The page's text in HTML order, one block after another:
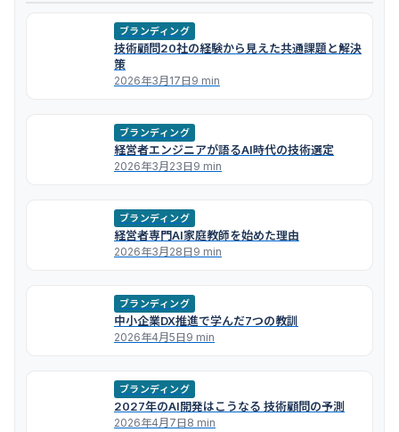
ブランディング
技術顧問20社の経験から見えた共通課題と解決
策
2026年3月17日9 min
ブランディング
経営者エンジニアが語るAI時代の技術選定
2026年3月23日9 min
ブランディング
経営者専門AI家庭教師を始めた理由
2026年3月28日9 min
ブランディング
中小企業DX推進で学んだ7つの教訓
2026年4月5日9 min
ブランディング
2027年のAI開発はこうなる 技術顧問の予測
2026年4月7日8 min